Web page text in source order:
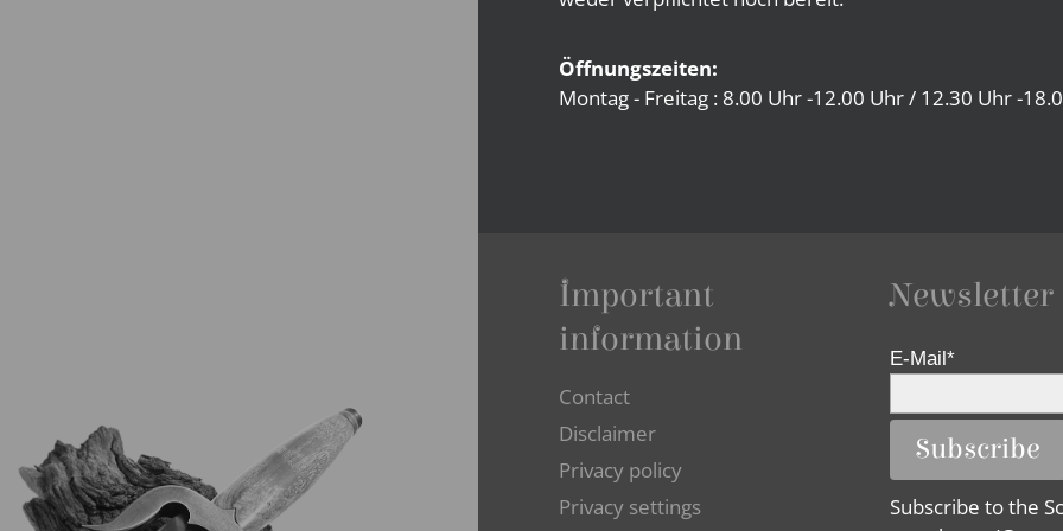
Öffnungszeiten:
Montag - Freitag : 8.00 Uhr -12.00 Uhr / 12.30 Uhr -
Important
information
Contact
Disclaimer
Privacy policy
Privacy settings
Newsletter
E-Mail*
Subscribe
Subscribe to the